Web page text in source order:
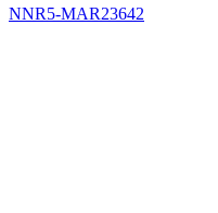
NNR5-MAR23642